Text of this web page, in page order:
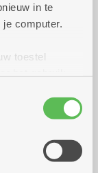
in te
computer.
toestel
Sommige
die een
van onze
vervoer
event